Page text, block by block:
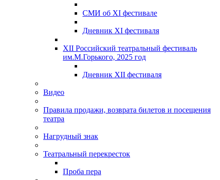
СМИ об XI фестивале
Дневник XI фестиваля
XII Российский театральный фестиваль
им.М.Горького, 2025 год
Дневник XII фестиваля
Видео
Правила продажи, возврата билетов и посещения
театра
Нагрудный знак
Театральный перекресток
Проба пера